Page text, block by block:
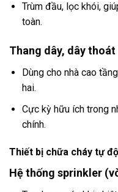
Trùm đầu, lọc khói,
toàn.
Thang dây, dây
Dùng cho nhà cao
hai.
Cực kỳ hữu ích trong
chính.
Thiết bị chữa cháy tự
Hệ thống sprinkler